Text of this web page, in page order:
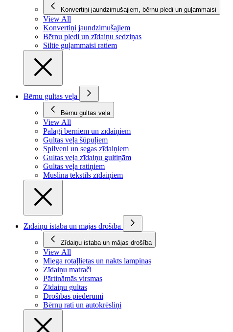
Konvertiņi jaundzimušajiem, bērnu pledi un guļammaisi
View All
Konvertiņi jaundzimušajiem
Bērnu pledi un zīdaiņu sedziņas
Siltie guļammaisi ratiem
Bērnu gultas veļa
Bērnu gultas veļa
View All
Palagi bērniem un zīdaiņiem
Gultas veļa šūpuļiem
Spilveni un segas zīdaiņiem
Gultas veļa zīdaiņu gultiņām
Gultas veļa ratiņiem
Muslina tekstils zīdaiņiem
Zīdaiņu istaba un mājas drošība
Zīdaiņu istaba un mājas drošība
View All
Miega rotaļlietas un nakts lampiņas
Zīdaiņu matrači
Pārtināmās virsmas
Zīdaiņu gultas
Drošības piederumi
Bērnu rati un autokrēsliņi